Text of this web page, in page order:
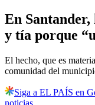
En Santander,
y tía porque
El hecho, que es
comunidad del
Siga a EL PAÍS en